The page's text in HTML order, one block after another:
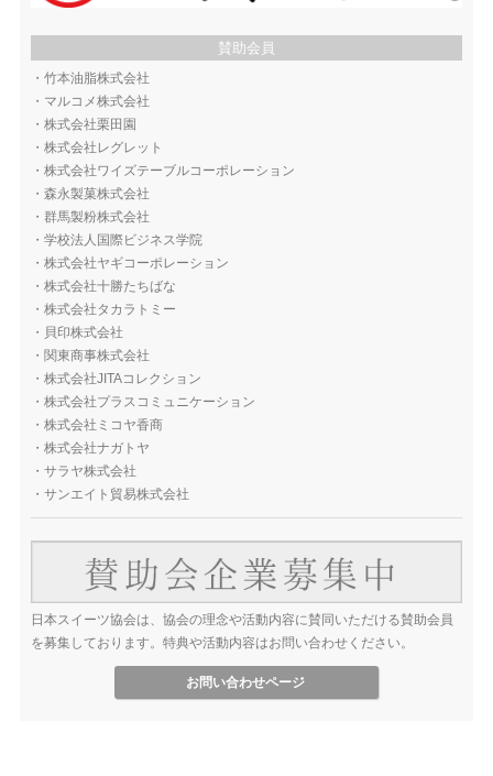
賛助会員
・ 竹本油脂株式会社
・ マルコメ株式会社
・ 株式会社栗田園
・ 株式会社レグレット
・ 株式会社ワイズテーブルコーポレーション
・ 森永製菓株式会社
・ 群馬製粉株式会社
・ 学校法人国際ビジネス学院
・ 株式会社ヤギコーポレーション
・ 株式会社十勝たちばな
・ 株式会社タカラトミー
・ 貝印株式会社
・ 関東商事株式会社
・ 株式会社JITAコレクション
・ 株式会社プラスコミュニケーション
・ 株式会社ミコヤ香商
・ 株式会社ナガトヤ
・ サラヤ株式会社
・ サンエイト貿易株式会社
日本スイーツ協会は、協会の理念や活動内容に賛同いただける賛助会員
を募集しております。特典や活動内容はお問い合わせください。
お問い合わせページ